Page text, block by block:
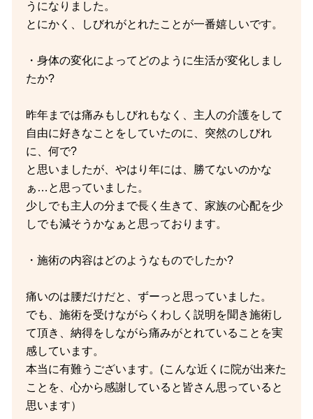
うになりました。
とにかく、しびれがとれたことが一番嬉しいです。
・身体の変化によってどのように生活が変化しまし
たか?
昨年までは痛みもしびれもなく、主人の介護をして
自由に好きなことをしていたのに、突然のしびれ
に、何で?
と思いましたが、やはり年には、勝てないのかな
ぁ…と思っていました。
少しでも主人の分まで長く生きて、家族の心配を少
しでも減そうかなぁと思っております。
・施術の内容はどのようなものでしたか?
痛いのは腰だけだと、ずーっと思っていました。
でも、施術を受けながらくわしく説明を聞き施術し
て頂き、納得をしながら痛みがとれていることを実
感しています。
本当に有難うございます。(こんな近くに院が出来た
ことを、心から感謝していると皆さん思っていると
思います）